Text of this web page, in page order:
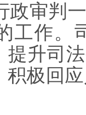
政审判
工作。
提升司
积极回